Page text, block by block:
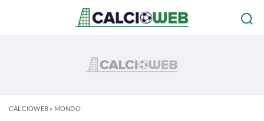
CALCIOWEB» MONDO